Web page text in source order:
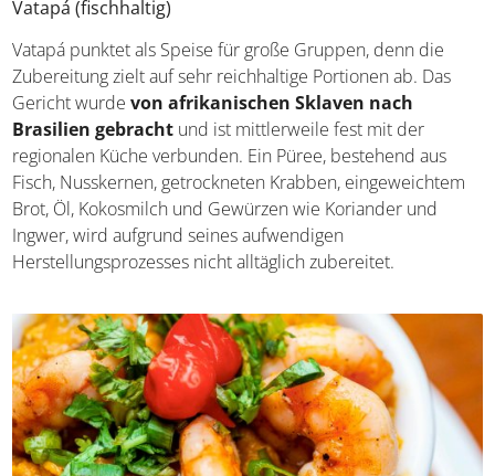
Vatapá (fischhaltig)
Vatapá punktet als Speise für große Gruppen, denn die
Zubereitung zielt auf sehr reichhaltige Portionen ab. Das
Gericht wurde von afrikanischen Sklaven nach
Brasilien gebracht und ist mittlerweile fest mit der
regionalen Küche verbunden. Ein Püree, bestehend aus
Fisch, Nusskernen, getrockneten Krabben, eingeweichtem
Brot, Öl, Kokosmilch und Gewürzen wie Koriander und
Ingwer, wird aufgrund seines aufwendigen
Herstellungsprozesses nicht alltäglich zubereitet.